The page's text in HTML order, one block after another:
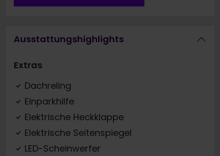
Ausstattungshighlights
Extras
Dachreling
Einparkhilfe
Elektrische Heckklappe
Elektrische Seitenspiegel
LED-Scheinwerfer